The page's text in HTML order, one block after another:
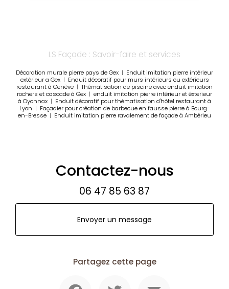
LS Façade : Savoir-faire et services
Décoration murale pierre pays de Gex | Enduit imitation pierre intérieur
extérieur a Gex| Enduit décoratif pour murs intérieurs ou extérieurs
restaurant à Genève | Thématisation de piscine avec enduit imitation
rochers et cascade à Gex | enduit imitation pierre intérieur et éxterieur
à Oyonnax | Enduit décoratif pour thématisation d'hôtel restaurant à
Lyon | Façadier pour création de barbecue en fausse pierre à Bourg-
en-Bresse | Enduit imitation pierre ravalement de façade à Ambérieu
Contactez-nous
06 47 85 63 87
Envoyer un message
Partagez cette page